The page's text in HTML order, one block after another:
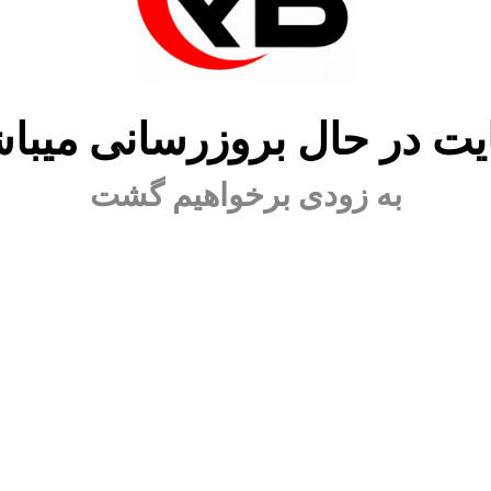
در حال بروزرسانی
به زودی برخواهیم گشت